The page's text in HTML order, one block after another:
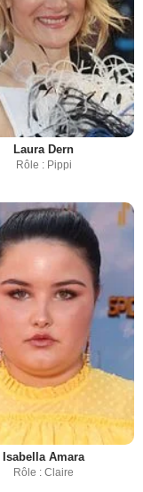
Laura Dern
Rôle : Pippi
Isabella Amara
Rôle : Claire